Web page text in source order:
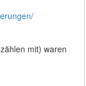
mit) waren